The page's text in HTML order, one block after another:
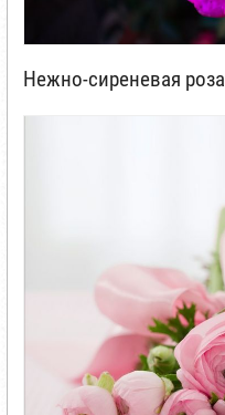
Нежно-сиреневая роза